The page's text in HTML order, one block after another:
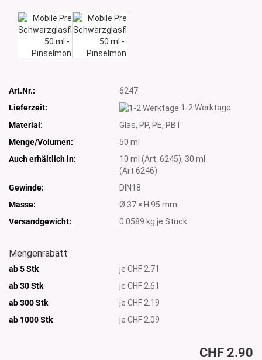
Art.Nr.:
6247
Lieferzeit:
1-2 Werktage
Material:
Glas, PP, PE, PBT
Menge/Volumen:
50 ml
Auch erhältlich in:
10 ml (Art. 6245), 30 ml
(Art.6246)
Gewinde:
DIN18
Masse:
Ø 37 × H 95 mm
Versandgewicht:
0.0589 kg je Stück
Mengenrabatt
ab 5 Stk
je CHF 2.71
ab 30 Stk
je CHF 2.61
ab 300 Stk
je CHF 2.19
ab 1000Stk je CHF 2.09
CHF 2.90